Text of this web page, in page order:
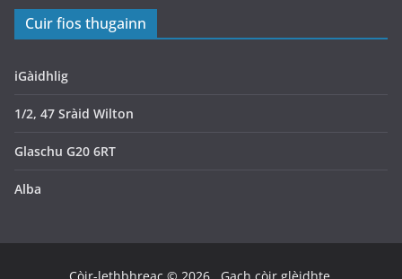
Cuir fios thugainn
iGàidhlig
1/2, 47 Sràid Wilton
Glaschu G20 6RT
Alba